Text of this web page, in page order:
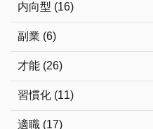
内向型 (16)
副業 (6)
才能 (26)
習慣化 (11)
適職 (17)